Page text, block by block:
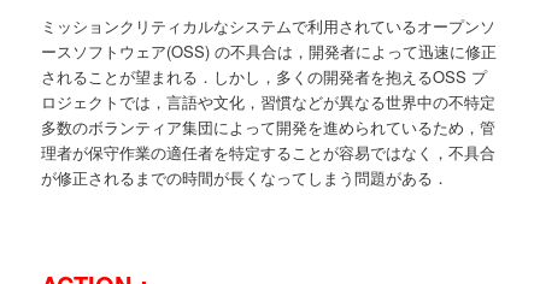
ミッションクリティカルなシステムで利用されているオープンソ
ースソフトウェア(OSS) の不具合は，開発者によって迅速に修正
されることが望まれる．しかし，多くの開発者を抱えるOSS プ
ロジェクトでは，言語や文化，習慣などが異なる世界中の不特定
多数のボランティア集団によって開発を進められているため，管
理者が保守作業の適任者を特定することが容易ではなく，不具合
が修正されるまでの時間が長くなってしまう問題がある．